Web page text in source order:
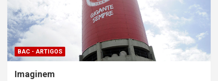
BAC - ARTIGOS
Imaginem